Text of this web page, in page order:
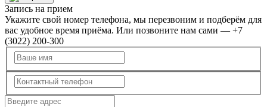
Запись на прием
Укажите свой номер телефона, мы перезвоним и подберём для
вас удобное время приёма. Или позвоните нам сами — +7
(3022) 200-300